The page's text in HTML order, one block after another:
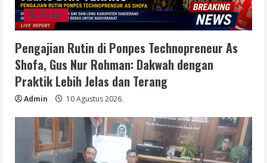
Spiritual
Pengajian Rutin di Ponpes Technopreneur As
Shofa, Gus Nur Rohman: Dakwah dengan
Praktik Lebih Jelas dan Terang
Admin 10 Agustus 2026